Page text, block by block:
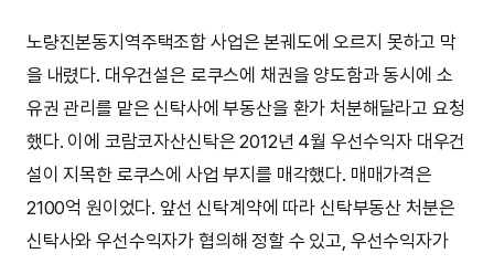
노량진본동지역주택조합 사업은 본궤도에 오르지 못하고 막
을 내렸다. 대우건설은 로쿠스에 채권을 양도함과 동시에 소
유권 관리를 맡은 신탁사에 부동산을 환가 처분해달라고 요청
했다. 이에 코람코자산신탁은 2012년 4월 우선수익자 대우건
설이 지목한 로쿠스에 사업 부지를 매각했다. 매매가격은
2100억 원이었다. 앞선 신탁계약에 따라 신탁부동산 처분은
신탁사와 우선수익자가 협의해 정할 수 있고, 우선수익자가